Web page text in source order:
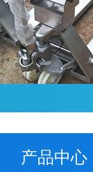
产品中心